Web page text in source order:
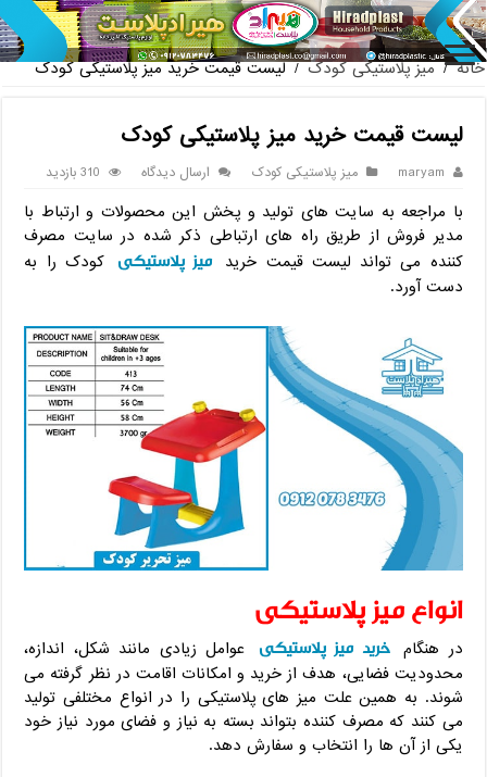
پخش عمده صندلی پلاستیکی دسته دا
خانه / میز پلاستیکی کودک / لیست قیمت خرید میز پلاستیکی کودک
لیست قیمت خرید میز پلاستیکی کودک
maryam میز پلاستیکی کودک ارسال دیدگاه 310 بازدید
با مراجعه به سایت های تولید و پخش این محصولات و ارتباط با
مدیر فروش از طریق راه های ارتباطی ذکر شده در سایت مصرف
کننده می تواند لیست قیمت خرید میز پلاستیکی کودک را به
دست آورد.
انواع میز پلاستیکی
در هنگام خرید میز پلاستیکی
عوامل زیادی مانند شکل، اندازه،
محدودیت فضایی، هدف از خرید و امکانات اقامت در نظر گرفته می
شوند. به همین علت میز های پلاستیکی را در انواع مختلفی تولید
می کنند که مصرف کننده بتواند بسته به نیاز و فضای مورد نیاز خود
یکی از آن ها را انتخاب و سفارش دهد.